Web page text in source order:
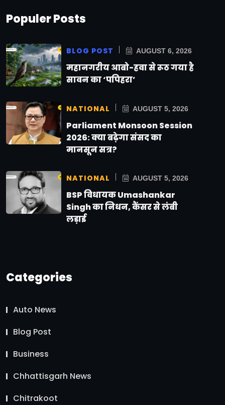
Populer Posts
BLOG POST AUGUST 6, 2026
महानगरीय आबो-हवा से रूठ गया है
सावन का ‘पपिहरा’
NATIONAL AUGUST 5, 2026
Parliament Monsoon Session
2026: क्या बढ़ेगा संसद का
मानसून सत्र?
NATIONAL AUGUST 5, 2026
BSP विधायक Umashankar
Singh का निधन, कैंसर से लंबी
लड़ाई
Categories
Auto News
Blog Post
Business
Chhattisgarh News
Chitrakoot